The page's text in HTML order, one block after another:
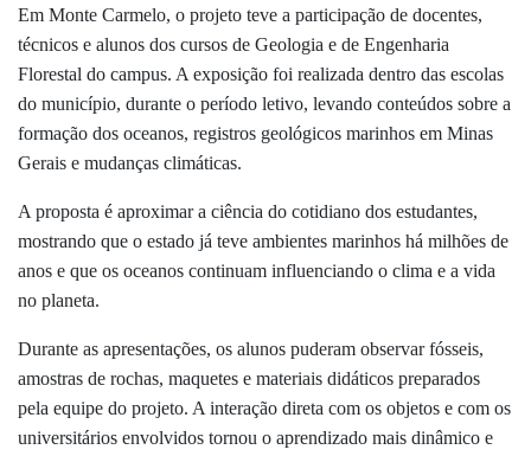
Em Monte Carmelo, o projeto teve a participação de docentes,
técnicos e alunos dos cursos de Geologia e de Engenharia
Florestal do campus. A exposição foi realizada dentro das escolas
do município, durante o período letivo, levando conteúdos sobre a
formação dos oceanos, registros geológicos marinhos em Minas
Gerais e mudanças climáticas.
A proposta é aproximar a ciência do cotidiano dos estudantes,
mostrando que o estado já teve ambientes marinhos há milhões de
anos e que os oceanos continuam influenciando o clima e a vida
no planeta.
Durante as apresentações, os alunos puderam observar fósseis,
amostras de rochas, maquetes e materiais didáticos preparados
pela equipe do projeto. A interação direta com os objetos e com os
universitários envolvidos tornou o aprendizado mais dinâmico e